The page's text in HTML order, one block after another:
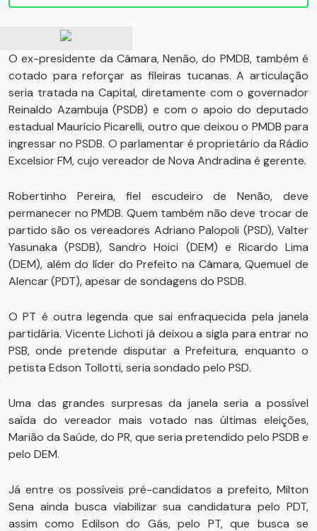
O ex-presidente da Câmara, Nenão, do PMDB, também é
cotado para reforçar as fileiras tucanas. A articulação
seria tratada na Capital, diretamente com o governador
Reinaldo Azambuja (PSDB) e com o apoio do deputado
estadual Maurício Picarelli, outro que deixou o PMDB para
ingressar no PSDB. O parlamentar é proprietário da Rádio
Excelsior FM, cujo vereador de Nova Andradina é gerente.
Robertinho Pereira, fiel escudeiro de Nenão, deve
permanecer no PMDB. Quem também não deve trocar de
partido são os vereadores Adriano Palopoli (PSD), Valter
Yasunaka (PSDB), Sandro Hoici (DEM) e Ricardo Lima
(DEM), além do líder do Prefeito na Câmara, Quemuel de
Alencar (PDT), apesar de sondagens do PSDB.
O PT é outra legenda que sai enfraquecida pela janela
partidária. Vicente Lichoti já deixou a sigla para entrar no
PSB, onde pretende disputar a Prefeitura, enquanto o
petista Edson Tollotti, seria sondado pelo PSD.
Uma das grandes surpresas da janela seria a possível
saída do vereador mais votado nas últimas eleições,
Marião da Saúde, do PR, que seria pretendido pelo PSDB e
pelo DEM.
Já entre os possíveis pré-candidatos a prefeito, Milton
Sena ainda busca viabilizar sua candidatura pelo PDT,
assim como Edilson do Gás, pelo PT, que busca se